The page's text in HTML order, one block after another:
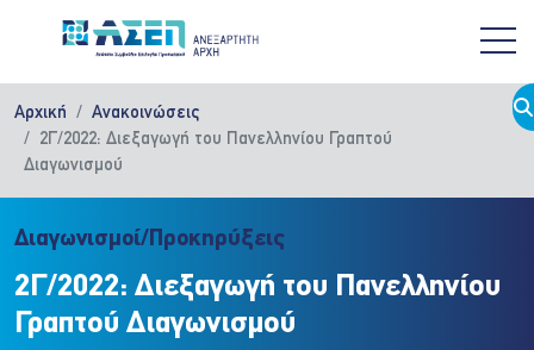
Αρχική
Ανακοινώσεις
2Γ/2022: Διεξαγωγή του Πανελληνίου Γραπτού
Διαγωνισμού
Διαγωνισμοί/Προκηρύξεις
2Γ/2022: Διεξαγωγή του Πανελληνίου
Γραπτού Διαγωνισμού